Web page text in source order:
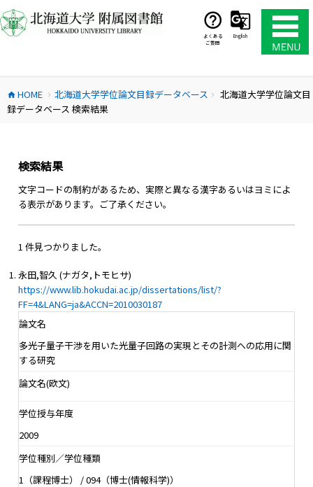
ン
テ
ス
キ
よくある
ご質問
English
home HOME chevron_right 北海道大学学位論文目録データベース chevron_right
北海道大学学位論文目
録データベース 検索結果
検索結果
文字コードの制約があるため、実際と異なる漢字あるいはヨミによ
る表示があります。ご了承ください。
1 件見つかりました。
永田,智久 (ナガタ,トモヒサ)
https://www.lib.hokudai.ac.jp/dissertations/list/?
FF=4&LANG=ja&ACCN=2010030187
論文名
多光子量子干渉を用いた光量子回路の実現とその計測への応用に関
する研究
論文名(欧文)
学位授与年度
2009
学位種別／学位種類
1（課程博士） / 094（博士(情報科学)）